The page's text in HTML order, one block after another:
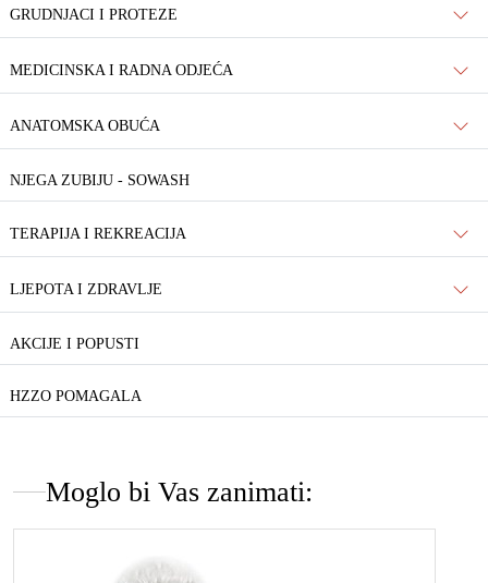
GRUDNJACI I PROTEZE
MEDICINSKA I RADNA ODJEĆA
ANATOMSKA OBUĆA
NJEGA ZUBIJU - SOWASH
TERAPIJA I REKREACIJA
LJEPOTA I ZDRAVLJE
AKCIJE I POPUSTI
HZZO POMAGALA
Moglo bi Vas zanimati: